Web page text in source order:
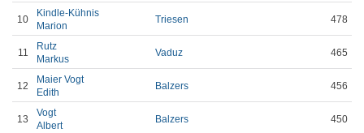
10
Kindle-Kühnis
Marion
Triesen 478
11
Rutz
Markus
Vaduz 465
12
Maier Vogt
Edith
Balzers 456
13
Vogt
Albert
Balzers 450